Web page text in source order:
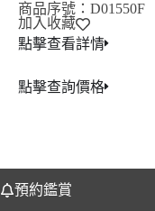
商品序號：D01550F
加入收藏
點擊查看詳情
點擊查詢價格
預約鑑賞